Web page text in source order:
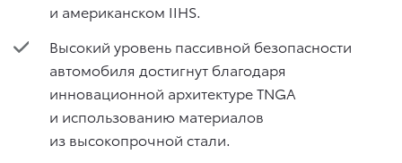
и американском IIHS.
Высокий уровень пассивной безопасности
автомобиля достигнут благодаря
инновационной архитектуре TNGA
и использованию материалов
из высокопрочной стали.